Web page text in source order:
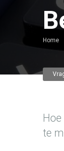
Home
te